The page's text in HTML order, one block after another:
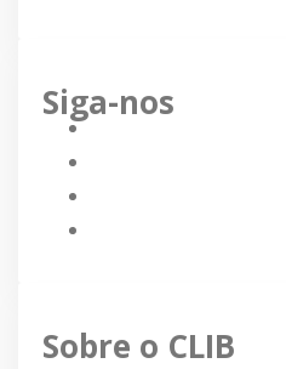
Siga-nos
Sobre o CLIB